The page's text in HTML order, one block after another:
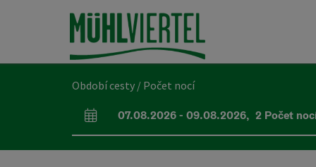
Accesskey
[0]
Navigace Accesskey
[1]
Začátek stránky Accesskey
[2]
Období cesty / Počet nocí
Pole příjezdu a odjezdu
07.08.2026- 09.08.2026, 2 Počet